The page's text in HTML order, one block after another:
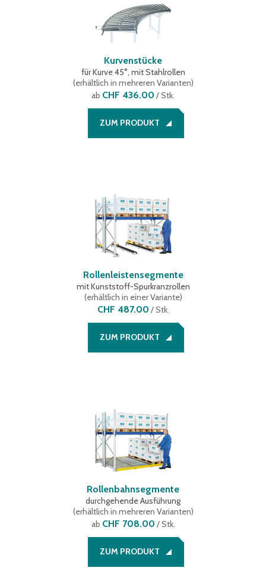
Kurvenstücke
für Kurve 45°, mit Stahlrollen
(erhältlich in mehreren Varianten)
ab CHF 436.00 / Stk.
ZUM PRODUKT
Rollenleistensegmente
mit Kunststoff-Spurkranzrollen
(erhältlich in einer Variante)
CHF 487.00 /Stk.
ZUM PRODUKT
Rollenbahnsegmente
durchgehende Ausführung
(erhältlich in mehreren Varianten)
ab CHF 708.00 / Stk.
ZUM PRODUKT